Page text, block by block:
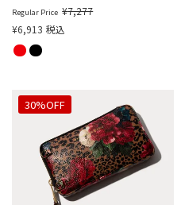
Regular Price ¥7,277
¥6,913 税込
30%OFF